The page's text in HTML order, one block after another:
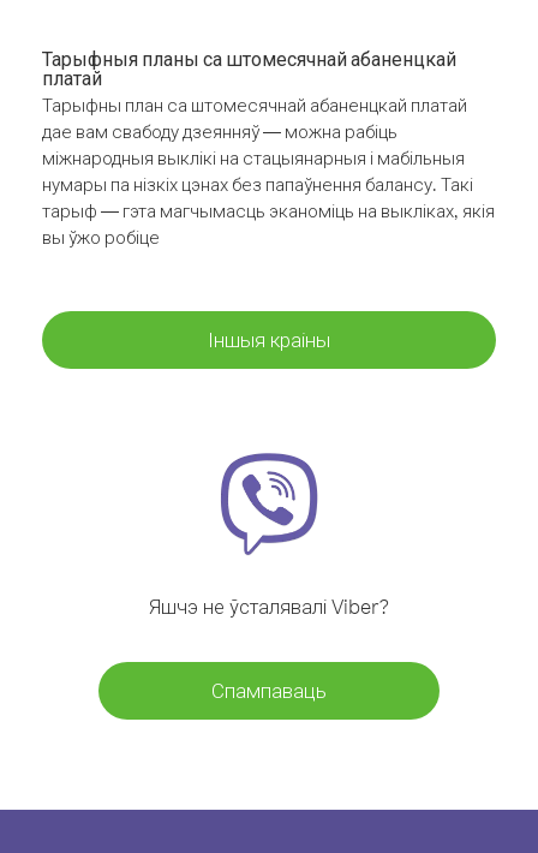
Тарыфныя планы са штомесячнай абаненцкай
платай
Тарыфны план са штомесячнай абаненцкай платай
дае вам свабоду дзеянняў — можна рабіць
міжнародныя выклікі на стацыянарныя і мабільныя
нумары па нізкіх цэнах без папаўнення балансу. Такі
тарыф — гэта магчымасць эканоміць на выкліках, якія
вы ўжо робіце
Іншыя краіны
Яшчэ не ўсталявалі Viber?
Спампаваць